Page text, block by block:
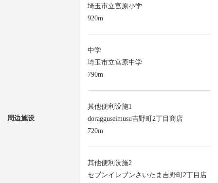
周边施设
埼玉市立宫原小学
920m
中学
埼玉市立宫原中学
790m
其他便利设施1
doragguseimusu吉野町2丁目商店
720m
其他便利设施2
セブンイレブンさいたま吉野町2丁目店